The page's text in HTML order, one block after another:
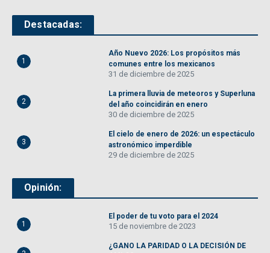
Destacadas:
1
Año Nuevo 2026: Los propósitos más
comunes entre los mexicanos
31 de diciembre de 2025
2
La primera lluvia de meteoros y Superluna
del año coincidirán en enero
30 de diciembre de 2025
3
El cielo de enero de 2026: un espectáculo
astronómico imperdible
29 de diciembre de 2025
Opinión:
1
El poder de tu voto para el 2024
15 de noviembre de 2023
¿GANO LA PARIDAD O LA DECISIÓN DE